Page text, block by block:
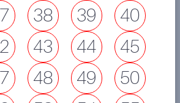
38 39
40
43 44
45
48 49
50